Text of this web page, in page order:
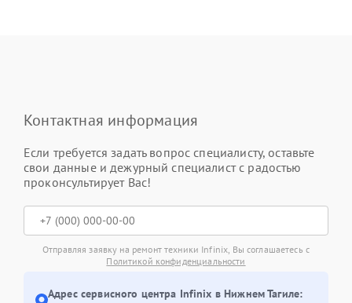
Контактная информация
Если требуется задать вопрос специалисту, оставьте
свои данные и дежурный специалист с радостью
проконсультирует Вас!
Отправляя заявку на ремонт техники Infinix, Вы соглашаетесь с
Политикой конфиденциальности
Адрес сервисного центра Infinix в Нижнем Тагиле: